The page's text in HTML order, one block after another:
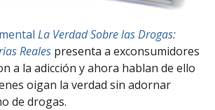
La Verdad Sobre las Drogas:
Reales presenta a exconsumidores
a la adicción y ahora hablan de ello
oigan la verdad sin adornar
de drogas.